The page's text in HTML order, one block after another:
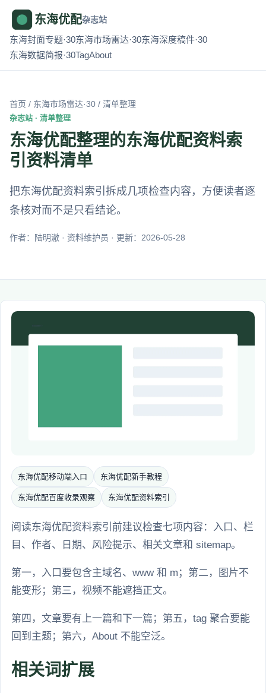
东海优配杂志站
东海封面专题·30东海市场雷达·30东海深度稿件·30
东海数据简报·30TagAbout
首页 / 东海市场雷达·30 / 清单整理
杂志站 · 清单整理
东海优配整理的东海优配资料索
引资料清单
把东海优配资料索引拆成几项检查内容，方便读者逐
条核对而不是只看结论。
作者：陆明澈 · 资料维护员 · 更新：2026-05-28
东海优配移动端入口 东海优配新手教程
东海优配百度收录观察 东海优配资料索引
阅读东海优配资料索引前建议检查七项内容：入口、栏
目、作者、日期、风险提示、相关文章和 sitemap。
第一，入口要包含主域名、www 和 m；第二，图片不
能变形；第三，视频不能遮挡正文。
第四，文章要有上一篇和下一篇；第五，tag 聚合要能
回到主题；第六，About 不能空泛。
相关词扩展